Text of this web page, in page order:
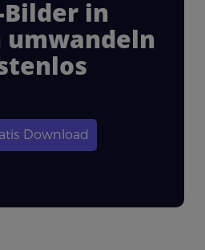
Bilder in
umwandeln
Download